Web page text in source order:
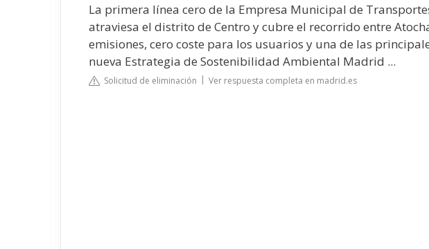
La primera línea cero de la Empresa Municipal de
atraviesa el distrito de Centro y cubre el recorrido entre
emisiones, cero coste para los usuarios y una de las
nueva Estrategia de Sostenibilidad Ambiental Madrid ...
Solicitud de eliminación Ver respuesta completa en madrid.es